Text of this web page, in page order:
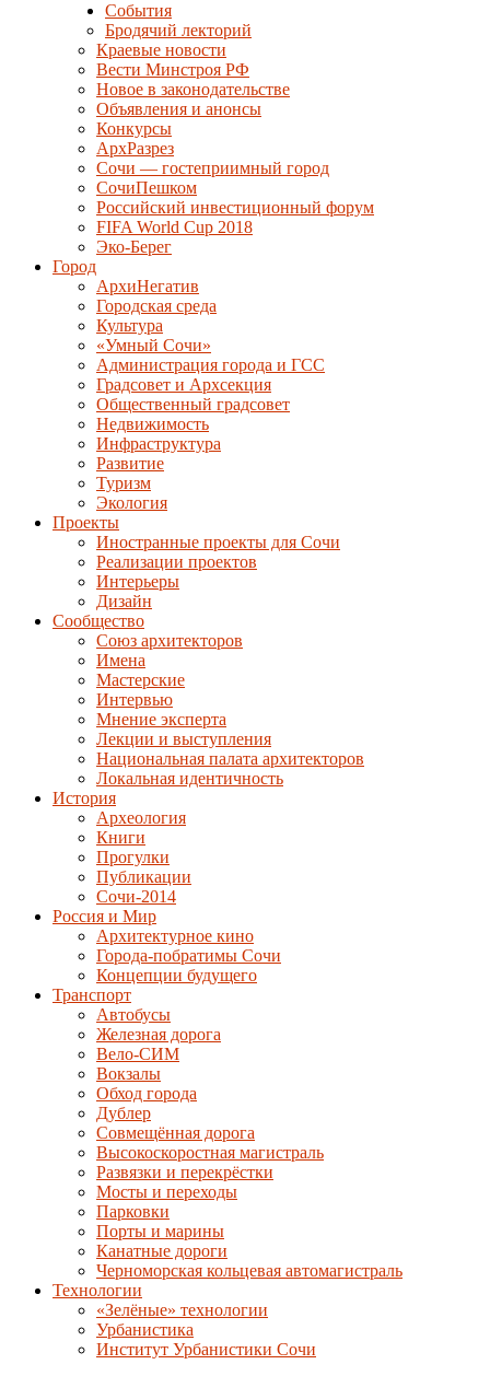
События
Бродячий лекторий
Краевые новости
Вести Минстроя РФ
Новое в законодательстве
Объявления и анонсы
Конкурсы
АрхРазрез
Сочи — гостеприимный город
СочиПешком
Российский инвестиционный форум
FIFA World Cup 2018
Эко-Берег
Город
АрхиНегатив
Городская среда
Культура
«Умный Сочи»
Администрация города и ГСС
Градсовет и Архсекция
Общественный градсовет
Недвижимость
Инфраструктура
Развитие
Туризм
Экология
Проекты
Иностранные проекты для Сочи
Реализации проектов
Интерьеры
Дизайн
Сообщество
Союз архитекторов
Имена
Мастерские
Интервью
Мнение эксперта
Лекции и выступления
Национальная палата архитекторов
Локальная идентичность
История
Археология
Книги
Прогулки
Публикации
Сочи-2014
Россия и Мир
Архитектурное кино
Города-побратимы Сочи
Концепции будущего
Транспорт
Автобусы
Железная дорога
Вело-СИМ
Вокзалы
Обход города
Дублер
Совмещённая дорога
Высокоскоростная магистраль
Развязки и перекрёстки
Мосты и переходы
Парковки
Порты и марины
Канатные дороги
Черноморская кольцевая автомагистраль
Технологии
«Зелёные» технологии
Урбанистика
Институт Урбанистики Сочи